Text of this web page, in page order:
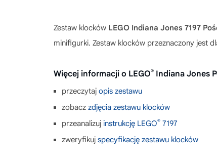
Zestaw klocków LEGO Indiana Jones 7197
minifigurki. Zestaw klocków przeznaczony jest
Więcej informacji o LEGO® Indiana Jones
przeczytaj opis zestawu
zobacz zdjęcia zestawu klocków
przeanalizuj instrukcję LEGO® 7197
zweryfikuj specyfikację zestawu klocków